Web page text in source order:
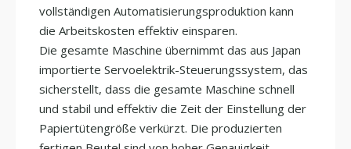
vollständigen Automatisierungsproduktion kann
die Arbeitskosten effektiv einsparen.
Die gesamte Maschine übernimmt das aus Japan
importierte Servoelektrik-Steuerungssystem, das
sicherstellt, dass die gesamte Maschine schnell
und stabil und effektiv die Zeit der Einstellung der
Papiertütengröße verkürzt. Die produzierten